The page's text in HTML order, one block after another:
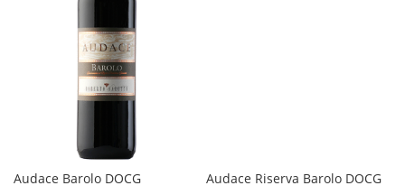
Audace Barolo DOCG
Audace Riserva Barolo DOCG